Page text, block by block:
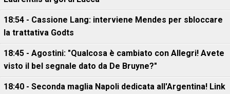
18:54 - Cassione Lang: interviene Mendes per sbloccare
la trattativa Godts
18:45 - Agostini: "Qualcosa è cambiato con Allegri! Avete
visto il bel segnale dato da De Bruyne?"
18:40 - Seconda maglia Napoli dedicata all'Argentina! Link